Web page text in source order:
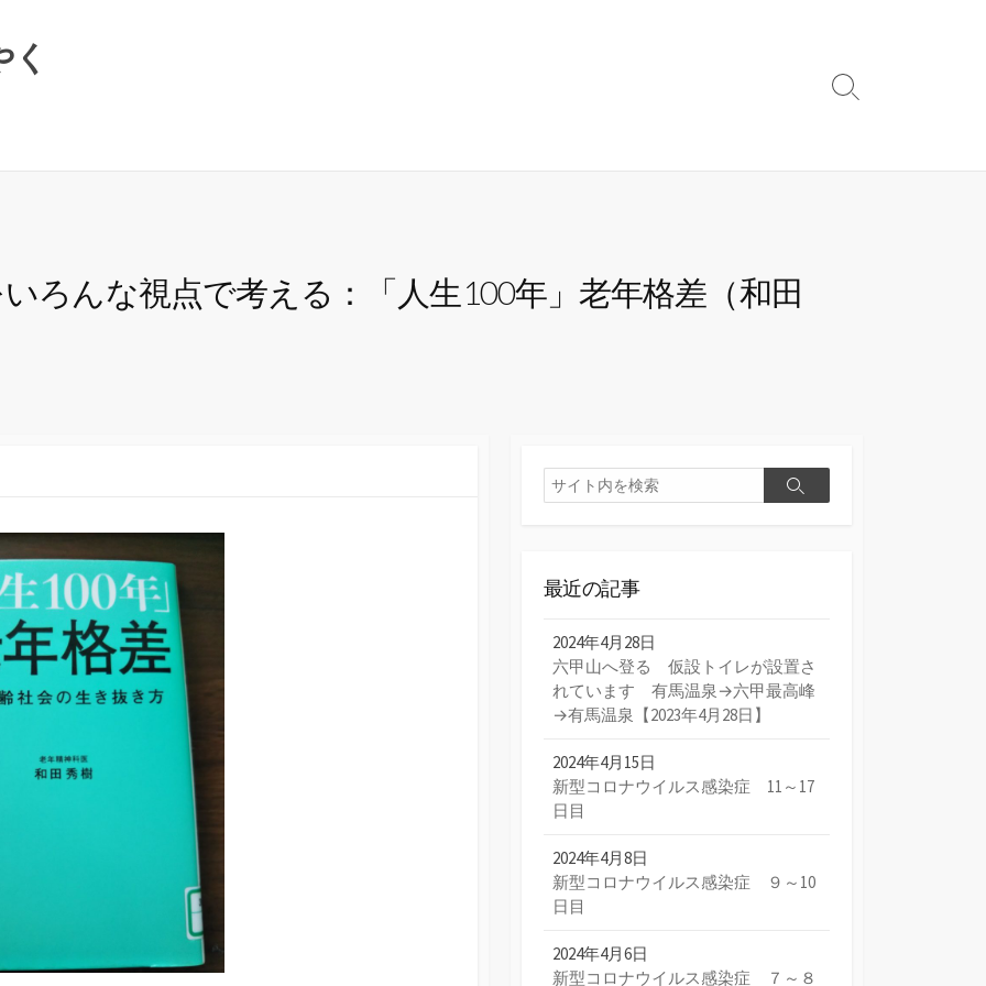
検
ろんな視点で考える：「人生100年」老年格差（和田
検
索
検
最近の記事
2024年4月28日
六甲山へ登る 仮設トイレが設置さ
れています 有馬温泉→六甲最高峰
→有馬温泉【2023年4月28日】
2024年4月15日
新型コロナウイルス感染症 11～17
日目
2024年4月8日
新型コロナウイルス感染症 ９～10
日目
2024年4月6日
新型コロナウイルス感染症 ７～８